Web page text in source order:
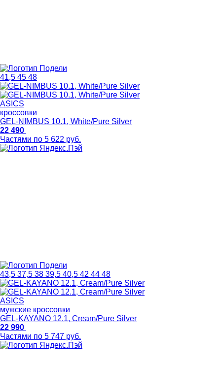
41,5 45 48
ASICS
кроссовки
GEL-NIMBUS 10.1, White/Pure Silver
22 490
Частями по 5 622 руб.
43,5 37,5 38 39,5 40,5 42 44 48
ASICS
мужские кроссовки
GEL-KAYANO 12.1, Cream/Pure Silver
22 990
Частями по 5 747 руб.